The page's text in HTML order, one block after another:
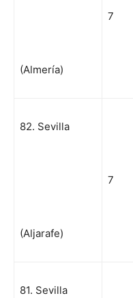
(Almería)
7
82. Sevilla
(Aljarafe)
7
81. Sevilla